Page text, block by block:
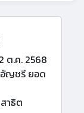
2 ต.ค. 2568
ญชรี ยอด
าธิต